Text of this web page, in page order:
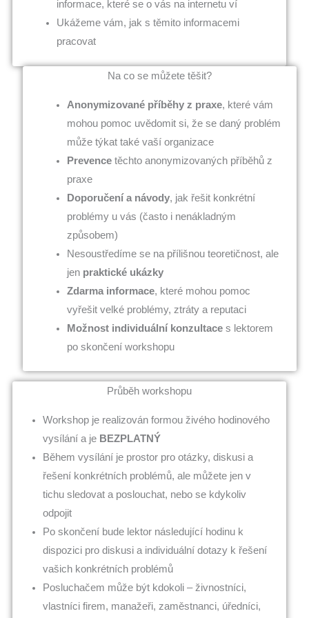
informace, které se o vás na internetu ví
Ukážeme vám, jak s těmito informacemi
pracovat
Na co se můžete těšit?
Anonymizované příběhy z praxe, které vám
mohou pomoc uvědomit si, že se daný problém
může týkat také vaší organizace
Prevencetěchto anonymizovaných příběhů z
praxe
Doporučení a návody, jak řešit konkrétní
problémy u vás (často i nenákladným
způsobem)
Nesoustředíme se na přílišnou teoretičnost, ale
jen praktické ukázky
Zdarma informace, které mohou pomoc
vyřešit velké problémy, ztráty a reputaci
Možnost individuální konzultaces lektorem
po skončení workshopu
Průběh workshopu
Workshop je realizován formou živého hodinového
vysílání a je BEZPLATNÝ
Během vysílání je prostor pro otázky, diskusi a
řešení konkrétních problémů, ale můžete jen v
tichu sledovat a poslouchat, nebo se kdykoliv
odpojit
Po skončení bude lektor následující hodinu k
dispozici pro diskusi a individuální dotazy k řešení
vašich konkrétních problémů
Posluchačem může být kdokoli – živnostníci,
vlastníci firem, manažeři, zaměstnanci, úředníci,